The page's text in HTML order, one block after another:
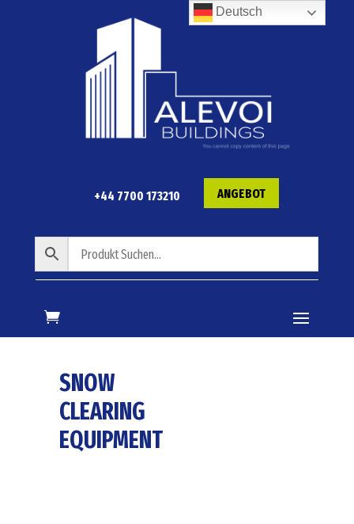
+44 7700 173210 ANGEBOT
SNOW
CLEARING
EQUIPMENT
Deutsch